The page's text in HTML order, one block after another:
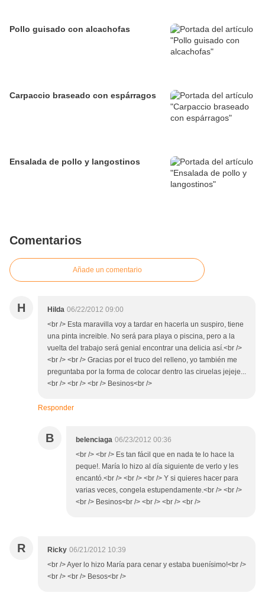
Pollo guisado con alcachofas
Carpaccio braseado con espárragos
Ensalada de pollo y langostinos
Comentarios
Añade un comentario
H Hilda 06/22/2012 09:00
<br /> Esta maravilla voy a tardar en hacerla un suspiro, tiene
una pinta increible. No será para playa o piscina, pero a la
vuelta del trabajo será genial encontrar una delicia así.<br />
<br /> <br /> Gracias por el truco del relleno, yo también me
preguntaba por la forma de colocar dentro las ciruelas jejeje...
<br /> <br /> <br /> Besinos<br />
Responder
B belenciaga 06/23/2012 00:36
<br /> <br /> Es tan fácil que en nada te lo hace la
peque!. María lo hizo al día siguiente de verlo y les
encantó.<br /> <br /> <br /> Y si quieres hacer para
varias veces, congela estupendamente.<br /> <br />
<br /> Besinos<br /> <br /> <br /> <br />
R Ricky 06/21/2012 10:39
<br /> Ayer lo hizo María para cenar y estaba buenísimo!<br />
<br /> <br /> Besos<br />